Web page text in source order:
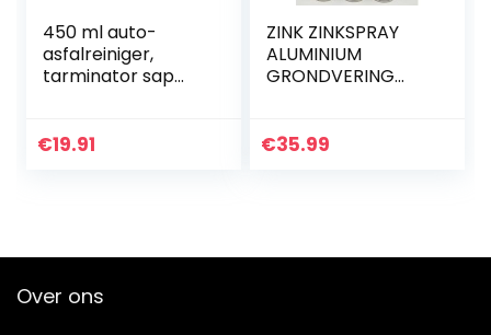
450 ml auto-
asfalreiniger,
tarminator sap
reinigingsmiddel
€19.91
ZINK ZINKSPRAY
ALUMINIUM
GRONDVERING
€35.99
Over ons